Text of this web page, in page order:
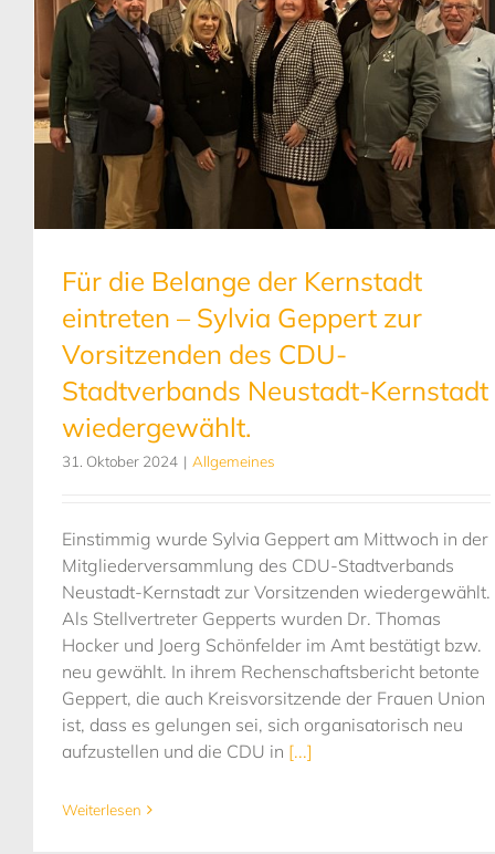
Für die Belange der Kernstadt
eintreten – Sylvia Geppert zur
Vorsitzenden des CDU-
Stadtverbands Neustadt-Kernstadt
wiedergewählt.
31. Oktober 2024 | Allgemeines
Einstimmig wurde Sylvia Geppert am Mittwoch in der
Mitgliederversammlung des CDU-Stadtverbands
Neustadt-Kernstadt zur Vorsitzenden wiedergewählt.
Als Stellvertreter Gepperts wurden Dr. Thomas
Hocker und Joerg Schönfelder im Amt bestätigt bzw.
neu gewählt. In ihrem Rechenschaftsbericht betonte
Geppert, die auch Kreisvorsitzende der Frauen Union
ist, dass es gelungen sei, sich organisatorisch neu
aufzustellen und die CDU in [...]
Weiterlesen